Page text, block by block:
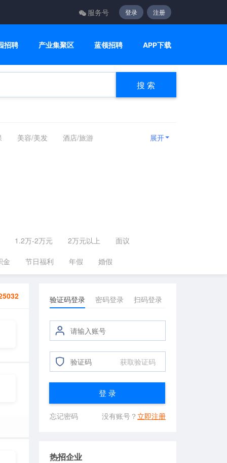
服务号 登录 注册
招聘 产业集聚区 蓝领招聘 APP下载
搜 索
美容/美发
酒店/旅游
展开
1.2万-2万元 2万元以上 面议
金 节日福利 年假 婚假
验证码登录 密码登录 扫码登录
获取验证码
登 录
忘记密码 没有账号？ 立即注册
热招企业